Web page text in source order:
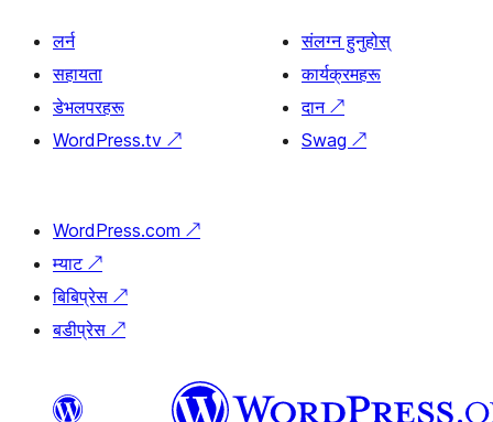
लर्न
सहायता
डेभलपरहरू
WordPress.tv ↗
संलग्न हुनुहोस्
कार्यक्रमहरू
दान ↗
Swag ↗
WordPress.com ↗
म्याट ↗
बिबिप्रेस ↗
बडीप्रेस ↗